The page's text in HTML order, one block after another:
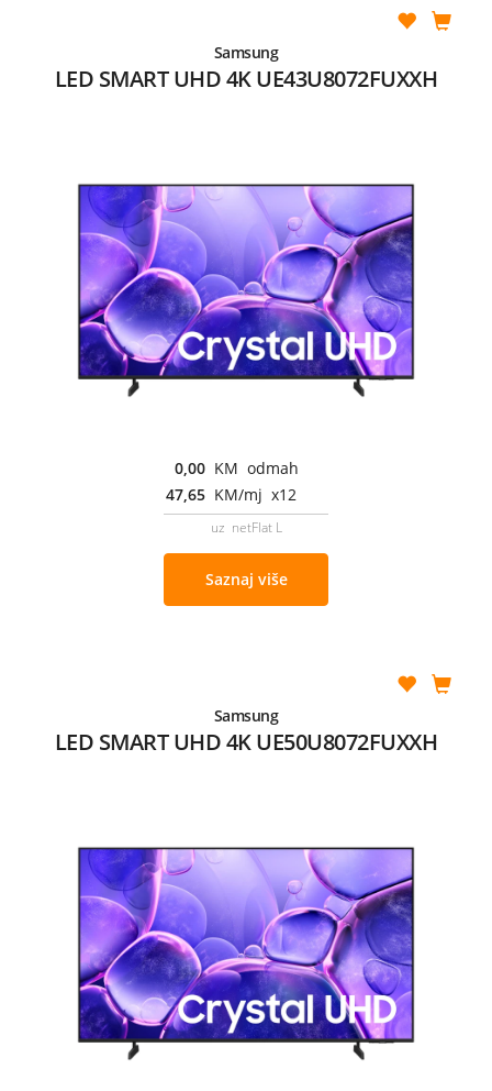
Samsung
LED SMART UHD 4K UE43U8072FUXXH
0,00 KM odmah
47,65 KM/mj x12
uz netFlat L
Saznaj više
Samsung
LED SMART UHD 4K UE50U8072FUXXH